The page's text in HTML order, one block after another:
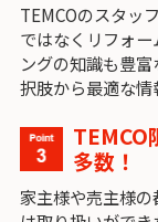
TEMCOのスタッ
ではなくリフォー
ングの知識も豊
択肢から最適な情
TEMCO
多数！
家主様や売主様